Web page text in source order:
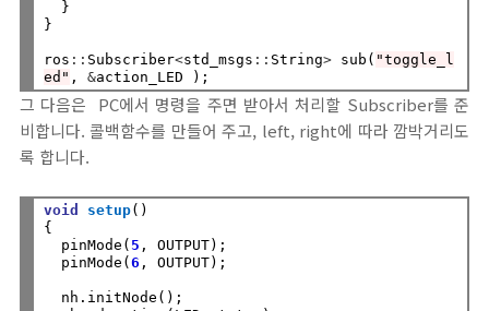
}
ros :: Subscriber<std_msgs :: String> sub( "toggle_l
ed" , &
그 다음은 PC에서 명령을 주면 받아서 처리할 Subscriber를 준
비합니다. 콜백함수를 만들어 주고, left, right에 따라 깜박거리도
록 합니다.
void setup()
{
  pinMode(
5 , OUTPUT);
  pinMode(
6 , OUTPUT);